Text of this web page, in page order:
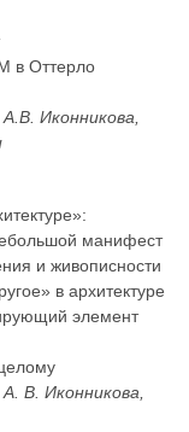
в Оттерло
Иконникова,
манифест
и живописности
в архитектуре
элемент
В. Иконникова,